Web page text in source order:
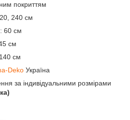
покриттям
240 см
60 см
см
см
Deko Україна
за індивідуальними розмірами